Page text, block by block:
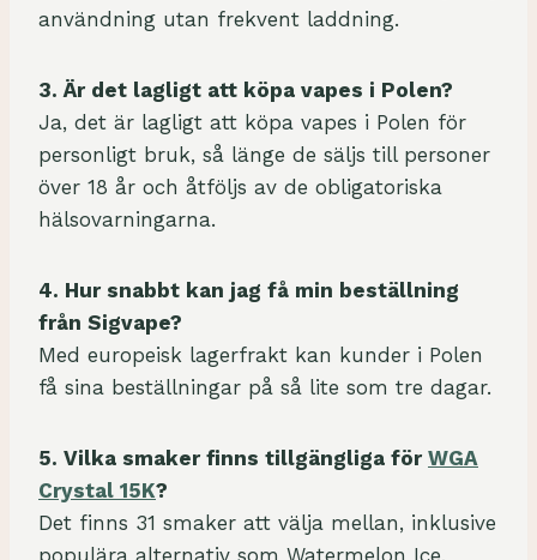
användning utan frekvent laddning.
3. Är det lagligt att köpa vapes i Polen?
Ja, det är lagligt att köpa vapes i Polen för
personligt bruk, så länge de säljs till personer
över 18 år och åtföljs av de obligatoriska
hälsovarningarna.
4. Hur snabbt kan jag få min beställning
från Sigvape?
Med europeisk lagerfrakt kan kunder i Polen
få sina beställningar på så lite som tre dagar.
5. Vilka smaker finns tillgängliga för WGA
Crystal 15K?
Det finns 31 smaker att välja mellan, inklusive
populära alternativ som Watermelon Ice,